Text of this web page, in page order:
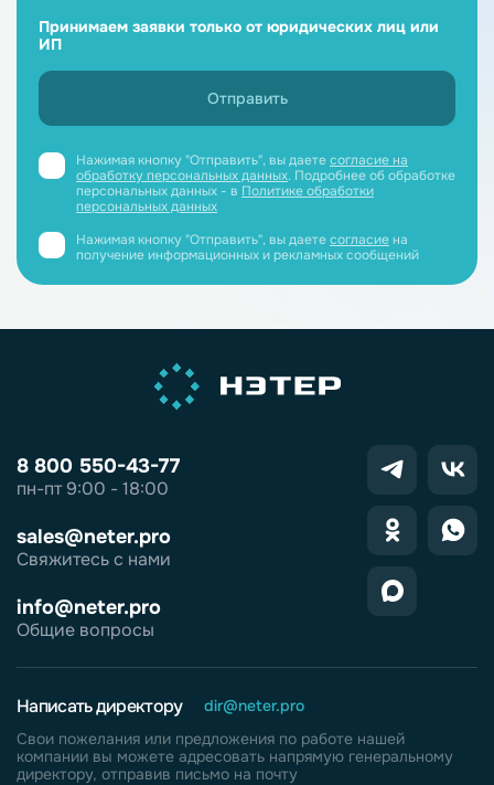
Принимаем заявки только от юридических лиц или
ИП
Нажимая кнопку "Отправить", вы даетесогласие на
обработку персональных данных. Подробнее об обработке
персональных данных - в Политике обработки
персональных данных
Нажимая кнопку "Отправить", вы даетесогласиена
получение информационных и рекламных сообщений
8 800 550-43-77
пн-пт 9:00 - 18:00
sales@neter.pro
Свяжитесь с нами
info@neter.pro
Общие вопросы
Написать директору
dir@neter.pro
Свои пожелания или предложения по работе нашей
компании вы можете адресовать напрямую генеральному
директору, отправив письмо на почту